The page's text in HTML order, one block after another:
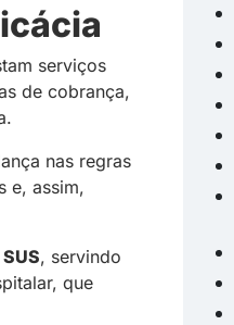
serviços
de cobrança,
nas regras
e, assim,
, servindo
que